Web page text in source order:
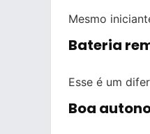
Mesmo
Bateria
Esse é um
Boa